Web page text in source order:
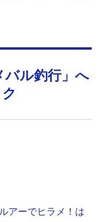
バル釣行」へ
アーでヒラメ！は